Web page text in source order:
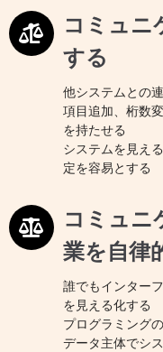
コミュニ
する
他システムとの
項目追加、桁数
を持たせる
システムを見え
定を容易とする
コミュニ
業を自律
誰でもインター
を見える化する
プログラミング
データ主体でシ